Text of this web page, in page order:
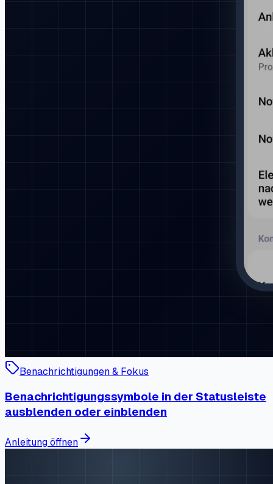
Benachrichtigungen & Fokus
Benachrichtigungssymbole in der Statusleiste
ausblenden oder einblenden
Anleitung öffnen